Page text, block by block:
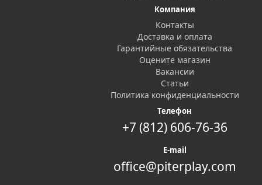
Компания
Контакты
Доставка и оплата
Гарантийные обязательства
Оцените магазин
Вакансии
Статьи
Политика конфиденциальности
Телефон
+7 (812) 606-76-36
E-mail
office@piterplay.com